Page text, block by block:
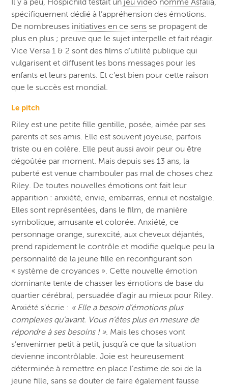
Il y a peu, Hospichild testait un jeu vidéo nommé Asfalia,
spécifiquement dédié à l’appréhension des émotions.
De nombreuses initiatives en ce sens se propagent de
plus en plus ; preuve que le sujet interpelle et fait réagir.
Vice Versa 1 & 2 sont des films d’utilité publique qui
vulgarisent et diffusent les bons messages pour les
enfants et leurs parents. Et c’est bien pour cette raison
que le succès est mondial.
Le pitch
Riley est une petite fille gentille, posée, aimée par ses
parents et ses amis. Elle est souvent joyeuse, parfois
triste ou en colère. Elle peut aussi avoir peur ou être
dégoûtée par moment. Mais depuis ses 13 ans, la
puberté est venue chambouler pas mal de choses chez
Riley. De toutes nouvelles émotions ont fait leur
apparition : anxiété, envie, embarras, ennui et nostalgie.
Elles sont représentées, dans le film, de manière
symbolique, amusante et colorée. Anxiété, ce
personnage orange, surexcité, aux cheveux déjantés,
prend rapidement le contrôle et modifie quelque peu la
personnalité de la jeune fille en reconfigurant son
« système de croyances ». Cette nouvelle émotion
dominante tente de chasser les émotions de base du
quartier cérébral, persuadée d’agir au mieux pour Riley.
Anxiété s’écrie : « Elle a besoin d’émotions plus
complexes qu’avant. Vous n’êtes plus en mesure de
répondre à ses besoins ! ». Mais les choses vont
s’envenimer petit à petit, jusqu’à ce que la situation
devienne incontrôlable. Joie est heureusement
déterminée à remettre en place l’estime de soi de la
jeune fille, sans se douter de faire également fausse